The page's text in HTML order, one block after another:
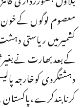
معصوم لوگوں
کشمیرمیں ریاستی
کےبعدبھارت
دہشتگردی کوخارجہ